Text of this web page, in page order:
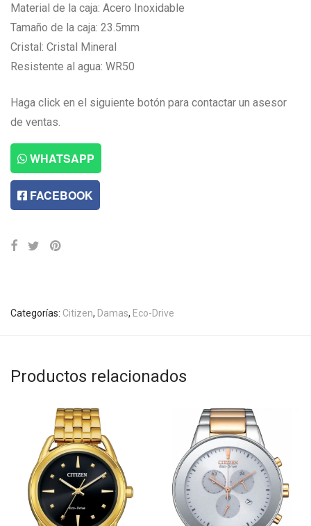
Material de la caja: Acero Inoxidable
Tamaño de la caja: 23.5mm
Cristal: Cristal Mineral
Resistente al agua: WR50
Haga click en el siguiente botón para contactar un asesor
de ventas.
WHATSAPP
FACEBOOK
Categorías: Citizen, Damas, Eco-Drive
Productos relacionados